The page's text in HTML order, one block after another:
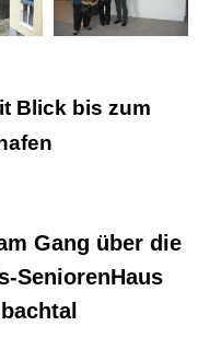
Blick bis zum
Gang über die
SeniorenHaus